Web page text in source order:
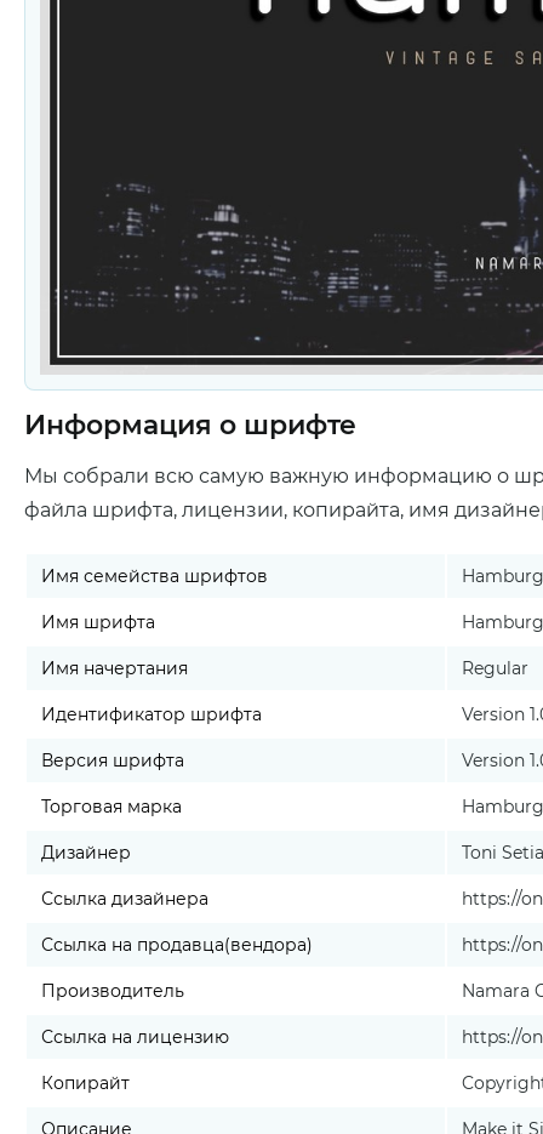
Информация о шрифте
Мы собрали всю самую важную информацию о
файла шрифта, лицензии, копирайта, имя
Имя семейства шрифтов
Имя шрифта
Имя начертания Regular
Идентификатор шрифта Version
Версия шрифта Version
Торговая марка
Дизайнер Toni
Ссылка дизайнера https://
Ссылка на продавца(вендора) https://
Производитель Namara
Ссылка на лицензию https://
Копирайт
Описание Make it